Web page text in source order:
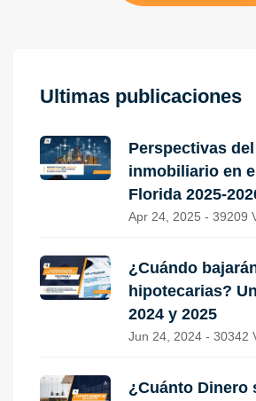
Ultimas publicaciones
Perspectivas
inmobiliario en
Florida 2025-
Apr 24, 2025 - 39209
¿Cuándo
hipotecarias?
2024 y 2025
Jun 24, 2024 - 30342
¿Cuánto Dinero